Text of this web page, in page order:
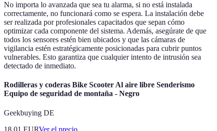
No importa lo avanzada que sea tu alarma, si no está instalada
correctamente, no funcionará como se espera. La instalación debe
ser realizada por profesionales capacitados que sepan cómo
optimizar cada componente del sistema. Además, asegúrate de que
todos los sensores estén bien ubicados y que las cámaras de
vigilancia estén estratégicamente posicionadas para cubrir puntos
vulnerables. Esto garantiza que cualquier intento de intrusión sea
detectado de inmediato.
Rodilleras y coderas Bike Scooter Al aire libre Senderismo
Equipo de seguridad de montaña - Negro
Geekbuying DE
18.01 EURVer el precio